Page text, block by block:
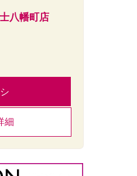
八幡町店
細